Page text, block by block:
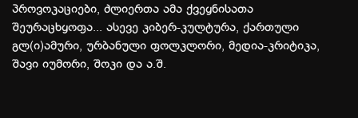
პროვოკაციები, ძლიერთა ამა ქვეყნისათა
შეურაცხყოფა... ასევე კიბერ-კულტურა, ქართული
გლ(ი)ამური, ურბანული ფოლკლორი, მედია-კრიტიკა,
შავი იუმორი, შოკი და ა.შ.